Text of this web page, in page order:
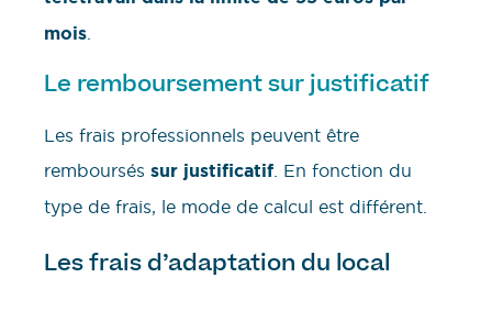
mois
Le remboursement sur justificatif
Les frais professionnels peuvent être
remboursés sur justificatif. En fonction du
type de frais, le mode de calcul est différent.
Les frais d’adaptation du local